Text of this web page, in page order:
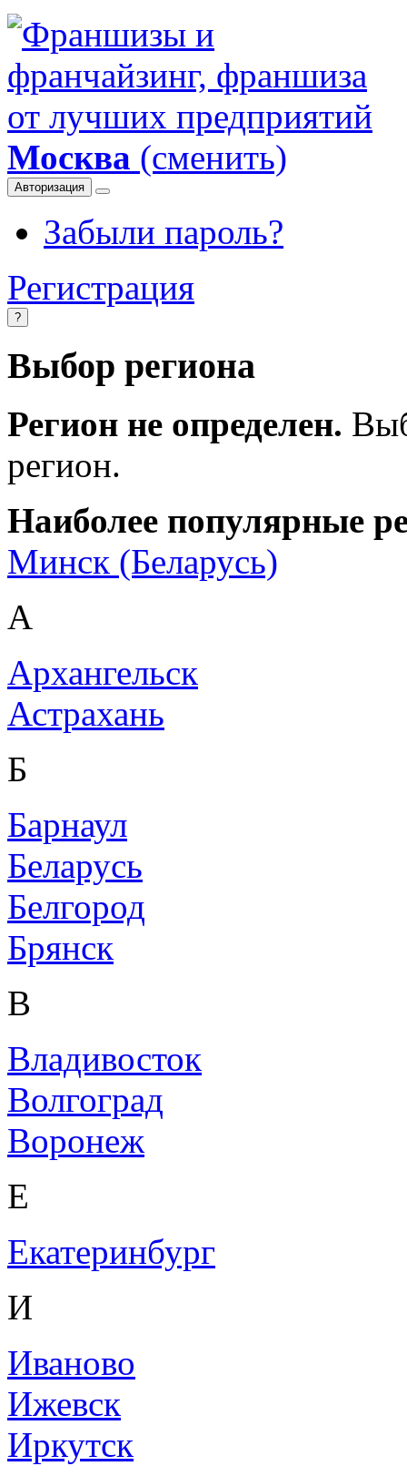
Москва (сменить)
Авторизация
Забыли пароль?
Регистрация
?
Выбор региона
Регион не определен.
регион.
Наиболее популярные
Минск (Беларусь)
А
Архангельск
Астрахань
Б
Барнаул
Беларусь
Белгород
Брянск
В
Владивосток
Волгоград
Воронеж
Е
Екатеринбург
И
Иваново
Ижевск
Иркутск